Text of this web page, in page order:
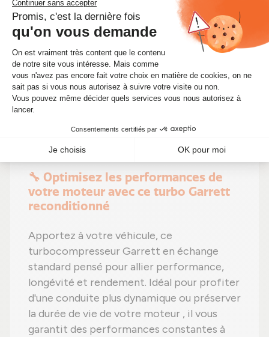
endommagées
par des composants neufs ;
Étape 5 : Remontage avec des réglages
effectués selon les normes du constructeur
;
Étape 6 :Contrôle qualitésur banc
d'essai Schenck avant expédition.
Grâce à ce processus, ce turbo garantit
durabilitéetperformances, à uncoût plus
avantageux.
🔧 Optimisez les performances de
votre moteur avec ce turbo Garrett
reconditionné
Apportez à votre véhicule, ce
turbocompresseur Garrett en échange
standard pensé pour allier performance,
longévité et rendement. Idéal pour profiter
d'une conduite plus dynamique ou préserver
la durée de vie de votre moteur , il vous
garantit des performances constantes à